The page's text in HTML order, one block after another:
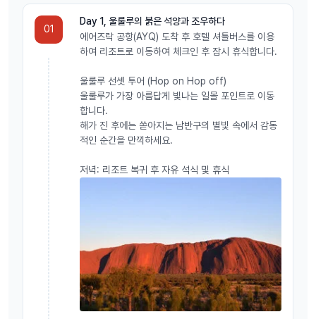
01
Day 1, 울룰루의 붉은 석양과 조우하다
에어즈락 공항(AYQ) 도착 후 호텔 셔틀버스를 이용
하여 리조트로 이동하여 체크인 후 잠시 휴식합니다.
울룰루 선셋 투어 (Hop on Hop off)
울룰루가 가장 아름답게 빛나는 일몰 포인트로 이동
합니다.
해가 진 후에는 쏟아지는 남반구의 별빛 속에서 감동
적인 순간을 만끽하세요.
저녁: 리조트 복귀 후 자유 석식 및 휴식